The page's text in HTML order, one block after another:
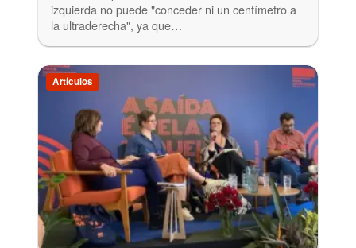
a la presidencia de Perú
izquierda no puede "conceder ni un centímetro a
la ultraderecha", ya que…
Artículos